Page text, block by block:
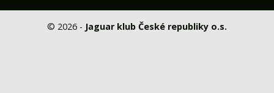
© 2026 - Jaguar klub České republiky o.s.